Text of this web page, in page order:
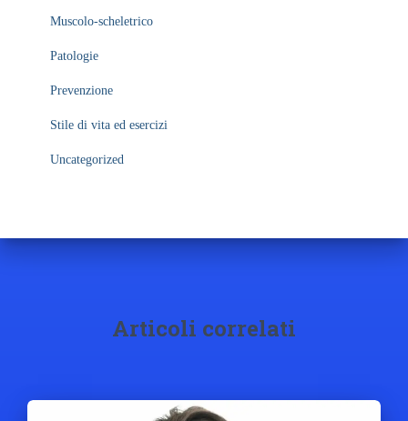
Muscolo-scheletrico
Patologie
Prevenzione
Stile di vita ed esercizi
Uncategorized
Articoli correlati